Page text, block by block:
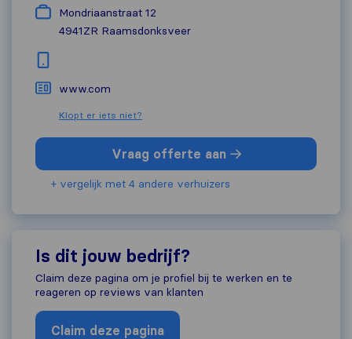
Mondriaanstraat 12
4941ZR Raamsdonksveer
www.com
Klopt er iets niet?
Vraag offerte aan
+ vergelijk met 4 andere verhuizers
Is dit jouw bedrijf?
Claim deze pagina om je profiel bij te werken en te
reageren op reviews van klanten
Claim deze pagina